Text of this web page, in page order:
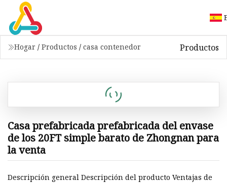
Hogar / Productos / casa contenedor Productos
Casa prefabricada prefabricada del envase
de los 20FT simple barato de Zhongnan para
la venta
Descripción general Descripción del producto Ventajas de